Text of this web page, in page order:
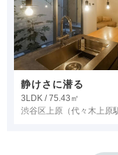
静けさに潜る
3LDK / 75.43㎡
渋谷区上原 （代々木上原